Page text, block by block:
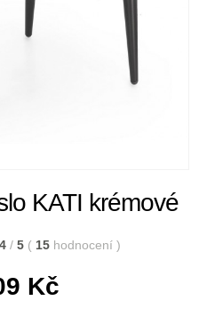
KATI krémové
/ 5 ( 15 hodnocení )
Kč